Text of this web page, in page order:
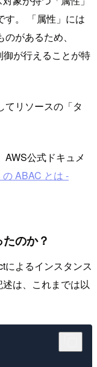
す。 「属性」には
があるため、
が行えることが特
てリソースの「タ
公式ドキュメ
の ABAC とは -
のか？
によるインスタンス
は、これまでは以